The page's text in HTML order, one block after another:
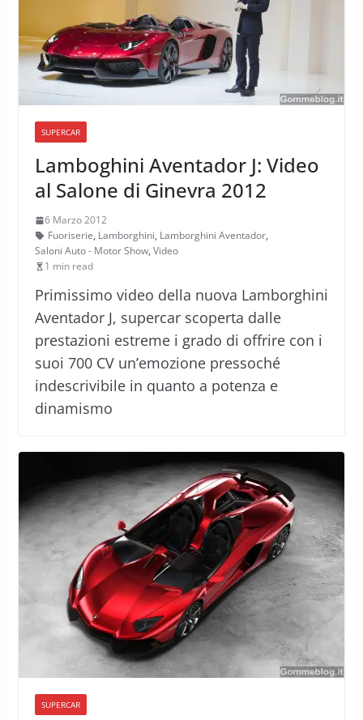
SUPERCAR
Lamboghini Aventador J: Video
al Salone di Ginevra 2012
6 Marzo 2012
Fuoriserie, Lamborghini, Lamborghini Aventador,
Saloni Auto - Motor Show, Video
1 min read
Primissimo video della nuova Lamborghini
Aventador J, supercar scoperta dalle
prestazioni estreme i grado di offrire con i
suoi 700 CV un’emozione pressoché
indescrivibile in quanto a potenza e
dinamismo
SUPERCAR